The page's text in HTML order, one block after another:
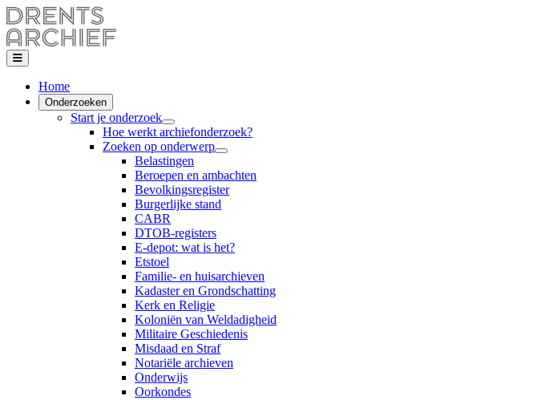
Home
Onderzoeken
Start je onderzoek
Hoe werkt archiefonderzoek?
Zoeken op onderwerp
Belastingen
Beroepen en ambachten
Bevolkingsregister
Burgerlijke stand
CABR
DTOB-registers
E-depot: wat is het?
Etstoel
Familie- en huisarchieven
Kadaster en Grondschatting
Kerk en Religie
Koloniën van Weldadigheid
Militaire Geschiedenis
Misdaad en Straf
Notariële archieven
Onderwijs
Oorkondes